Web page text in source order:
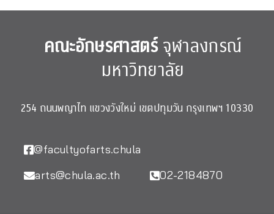
คณะอักษรศาสตร์จุฬาลงกรณ์
มหาวิทยาลัย
254 ถนนพญาไท แขวงวังใหม่ เขตปทุมวัน กรุงเทพฯ 10330
@facultyofarts.chula
arts@chula.ac.th
02-2184870